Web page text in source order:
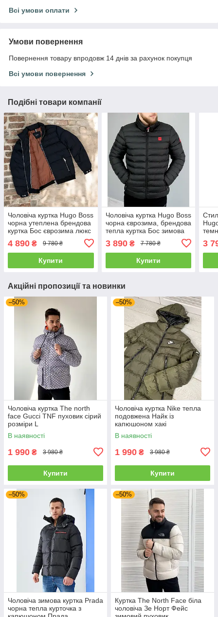
Всі умови оплати
Умови повернення
Повернення товару впродовж 14 днів за рахунок покупця
Всі умови повернення
Подібні товари компанії
Чоловіча куртка Hugo Boss
чорна утеплена брендова
куртка Бос єврозима люкс
4 890 ₴ 9 780 ₴
Купити
Чоловіча куртка Hugo Boss
чорна єврозима, брендова
тепла куртка Бос зимова
3 890₴ 7 780 ₴
Купити
3
Акційні пропозиції та новинки
–50%
Чоловіча куртка The north
face Gucci TNF пуховик сірий
розміри L
В наявності
1 990 ₴ 3 980 ₴
Купити
–50%
Чоловіча куртка Nike тепла
подовжена Найк із
капюшоном хакі
В наявності
1 990 ₴ 3 980 ₴
Купити
–50%
Чоловіча зимова куртка Prada
чорна тепла курточка з
–50%
Куртка The North Face біла
чоловіча Зе Норт Фейс